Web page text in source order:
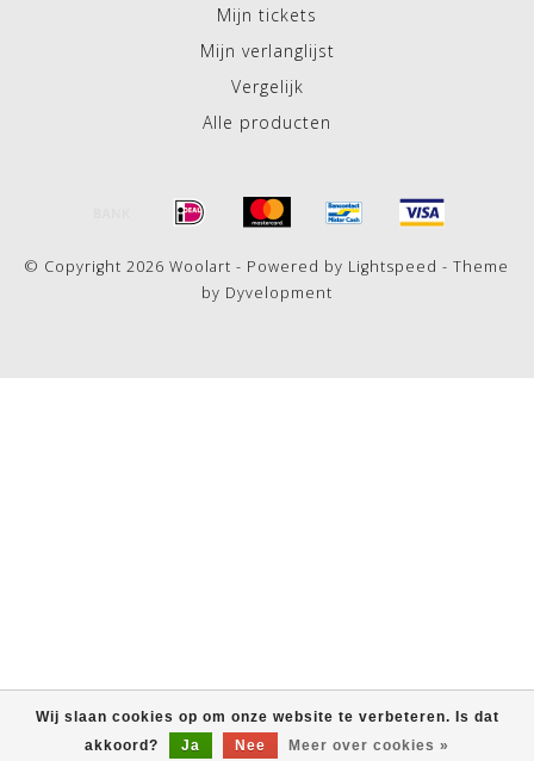
Wij slaan cookies op om onze website te verbeteren. Is dat
akkoord?
Ja Nee Meer over cookies »
Mijn tickets
Mijn verlanglijst
Vergelijk
Alle producten
© Copyright 2026 Woolart - Powered by Lightspeed - Theme
by Dyvelopment